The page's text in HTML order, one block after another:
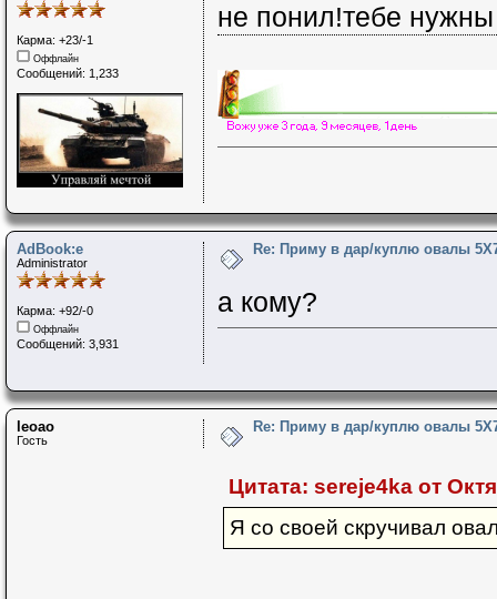
Карма: +23/-1
Оффлайн
Сообщений: 1,233
не понил!тебе
AdBook:e
Administrator
Карма: +92/-0
Оффлайн
Сообщений: 3,931
Re: Приму в дар/куплю овалы
а кому?
leoao
Гость
Re: Приму в дар/куплю овалы
Цитата: sereje4ka от
Я со своей скручивал